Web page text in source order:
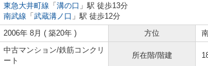
東急大井町線 「 溝の口 」駅 徒歩13分
南武線 「 武蔵溝ノ口 」駅 徒歩12分
2006年 8月 ( 築20年 ) 方位
中古マンション/鉄筋コンクリ
ート
所在階/階建